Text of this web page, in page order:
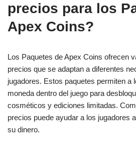
precios para los
Apex Coins?
Los Paquetes de Apex Coins ofrecen
precios que se adaptan a diferentes
jugadores. Estos paquetes permiten a
moneda dentro del juego para
cosméticos y ediciones limitadas.
precios puede ayudar a los jugadores
su dinero.